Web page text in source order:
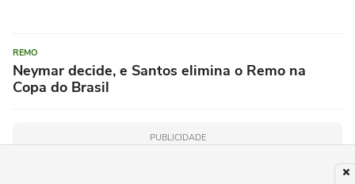
REMO
Neymar decide, e Santos elimina o Remo na
Copa do Brasil
PUBLICIDADE